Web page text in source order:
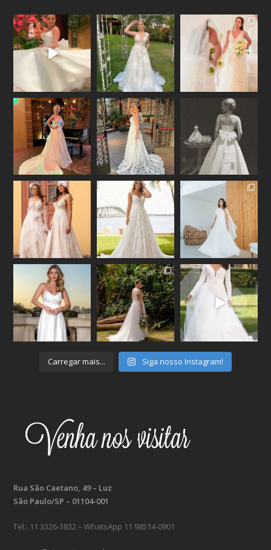
vivanoivaoficial
Set 26
vivanoivaoficial
Set 25
vivanoivaoficial
Set 24
vivanoivaoficial
Set 23
vivanoivaoficial
Set 19
vivanoivaoficial
Set 13
vivanoivaoficial
Set 12
vivanoivaoficial
Set 11
vivanoivaoficial
Set 6
vivanoivaoficial
Set 5
vivanoivaoficial
Set 4
vivanoivaoficial
Set 3
Carregar mais... Siga nosso Instagram!
Rua São Caetano, 49 – Luz
São Paulo/SP – 01104-001
Tel.: 11 3326-3832 – WhatsApp 11 98514-0901